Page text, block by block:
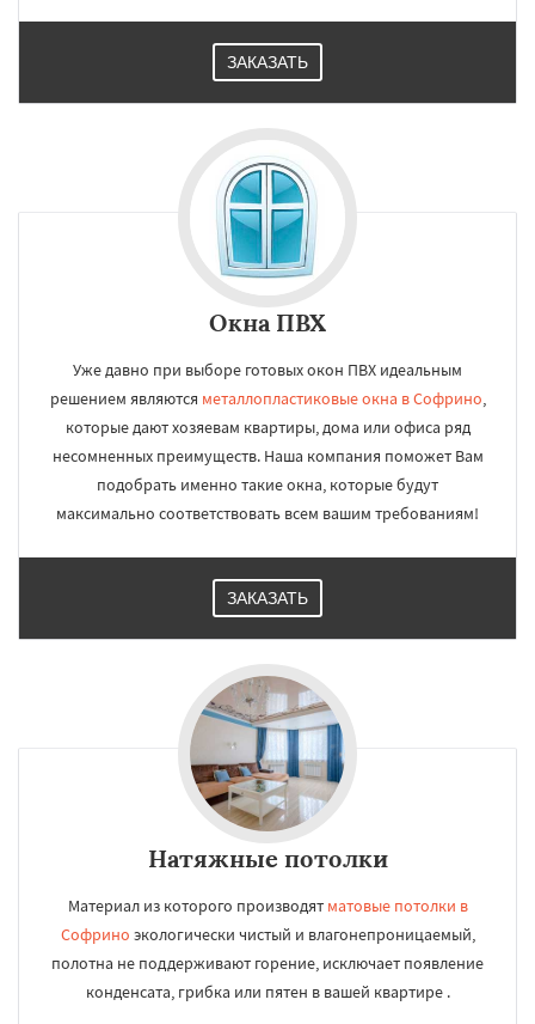
ЗАКАЗАТЬ
Окна ПВХ
Уже давно при выборе готовых окон ПВХ идеальным
решением являются металлопластиковые окна в Софрино,
которые дают хозяевам квартиры, дома или офиса ряд
несомненных преимуществ. Наша компания поможет Вам
подобрать именно такие окна, которые будут
максимально соответствовать всем вашим требованиям!
ЗАКАЗАТЬ
Натяжные потолки
Материал из которого производят матовые потолки в
Софрино экологически чистый и влагонепроницаемый,
полотна не поддерживают горение, исключает появление
конденсата, грибка или пятен в вашей квартире .